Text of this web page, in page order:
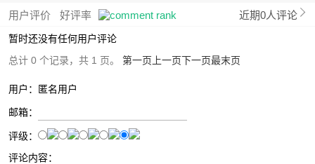
用户评价 好评率 近期0人评论
暂时还没有任何用户评论
总计 0 个记录，共 1 页。 第一页 上一页下一页最末页
用户：匿名用户
邮箱：
评级：
评论内容：